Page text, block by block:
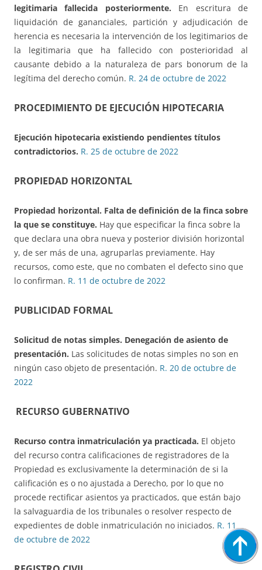
legitimaria fallecida posteriormente. En escritura de
liquidación de gananciales, partición y adjudicación de
herencia es necesaria la intervención de los legitimarios de
la legitimaria que ha fallecido con posterioridad al
causante debido a la naturaleza de pars bonorum de la
legítima del derecho común. R. 24 de octubre de 2022
PROCEDIMIENTO DE EJECUCIÓN HIPOTECARIA
Ejecución hipotecaria existiendo pendientes títulos
contradictorios. R. 25 de octubre de 2022
PROPIEDAD HORIZONTAL
Propiedad horizontal. Falta de definición de la finca sobre
la que se constituye. Hay que especificar la finca sobre la
que declara una obra nueva y posterior división horizontal
y, de ser más de una, agruparlas previamente. Hay
recursos, como este, que no combaten el defecto sino que
lo confirman. R. 11 de octubre de 2022
PUBLICIDAD FORMAL
Solicitud de notas simples. Denegación de asiento de
presentación. Las solicitudes de notas simples no son en
ningún caso objeto de presentación. R. 20 de octubre de
2022
RECURSO GUBERNATIVO
Recurso contra inmatriculación ya practicada. El objeto
del recurso contra calificaciones de registradores de la
Propiedad es exclusivamente la determinación de si la
calificación es o no ajustada a Derecho, por lo que no
procede rectificar asientos ya practicados, que están bajo
la salvaguardia de los tribunales o resolver respecto de
expedientes de doble inmatriculación no iniciados. R. 11
de octubre de 2022